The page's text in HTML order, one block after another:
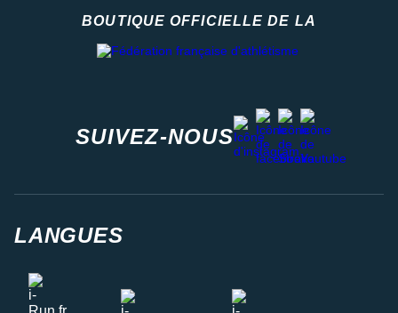
BOUTIQUE OFFICIELLE DE LA
SUIVEZ-NOUS
instagram
facebook
stravayoutube
LANGUES